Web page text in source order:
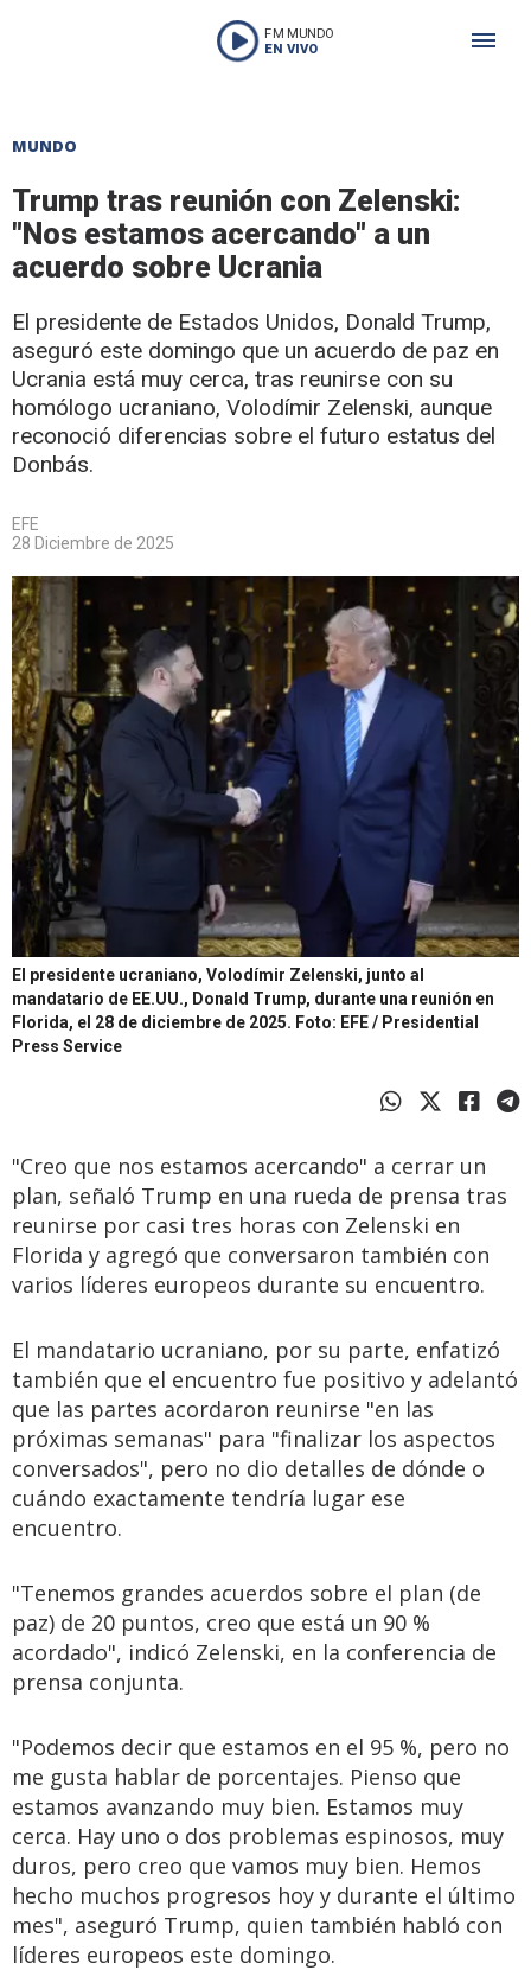
FM MUNDO
EN VIVO
MUNDO
Trump tras reunión con Zelenski:
"Nos estamos acercando" a un
acuerdo sobre Ucrania
El presidente de Estados Unidos, Donald Trump,
aseguró este domingo que un acuerdo de paz en
Ucrania está muy cerca, tras reunirse con su
homólogo ucraniano, Volodímir Zelenski, aunque
reconoció diferencias sobre el futuro estatus del
Donbás.
EFE
28 Diciembre de 2025
El presidente ucraniano, Volodímir Zelenski, junto al
mandatario de EE.UU., Donald Trump, durante una reunión en
Florida, el 28 de diciembre de 2025. Foto: EFE / Presidential
Press Service
"Creo que nos estamos acercando" a cerrar un
plan, señaló Trump en una rueda de prensa tras
reunirse por casi tres horas con Zelenski en
Florida y agregó que conversaron también con
varios líderes europeos durante su encuentro.
El mandatario ucraniano, por su parte, enfatizó
también que el encuentro fue positivo y adelantó
que las partes acordaron reunirse "en las
próximas semanas" para "finalizar los aspectos
conversados", pero no dio detalles de dónde o
cuándo exactamente tendría lugar ese
encuentro.
"Tenemos grandes acuerdos sobre el plan (de
paz) de 20 puntos, creo que está un 90 %
acordado", indicó Zelenski, en la conferencia de
prensa conjunta.
"Podemos decir que estamos en el 95 %, pero no
me gusta hablar de porcentajes. Pienso que
estamos avanzando muy bien. Estamos muy
cerca. Hay uno o dos problemas espinosos, muy
duros, pero creo que vamos muy bien. Hemos
hecho muchos progresos hoy y durante el último
mes", aseguró Trump, quien también habló con
líderes europeos este domingo.